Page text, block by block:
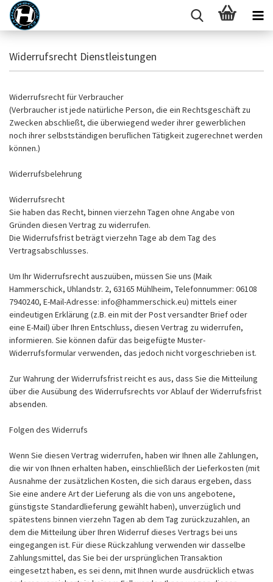
Widerrufsrecht Dienstleistungen
Widerrufsrecht für Verbraucher
(Verbraucher ist jede natürliche Person, die ein Rechtsgeschäft zu
Zwecken abschließt, die überwiegend weder ihrer gewerblichen
noch ihrer selbstständigen beruflichen Tätigkeit zugerechnet werden
können.)
Widerrufsbelehrung
Widerrufsrecht
Sie haben das Recht, binnen vierzehn Tagen ohne Angabe von
Gründen diesen Vertrag zu widerrufen.
Die Widerrufsfrist beträgt vierzehn Tage ab dem Tag des
Vertragsabschlusses.
Um Ihr Widerrufsrecht auszuüben, müssen Sie uns (Maik
Hammerschick, Uhlandstr. 2, 63165 Mühlheim, Telefonnummer: 06108
7940240, E-Mail-Adresse: info@hammerschick.eu) mittels einer
eindeutigen Erklärung (z.B. ein mit der Post versandter Brief oder
eine E-Mail) über Ihren Entschluss, diesen Vertrag zu widerrufen,
informieren. Sie können dafür das beigefügte Muster-
Widerrufsformular verwenden, das jedoch nicht vorgeschrieben ist.
Zur Wahrung der Widerrufsfrist reicht es aus, dass Sie die Mitteilung
über die Ausübung des Widerrufsrechts vor Ablauf der Widerrufsfrist
absenden.
Folgen des Widerrufs
Wenn Sie diesen Vertrag widerrufen, haben wir Ihnen alle Zahlungen,
die wir von Ihnen erhalten haben, einschließlich der Lieferkosten (mit
Ausnahme der zusätzlichen Kosten, die sich daraus ergeben, dass
Sie eine andere Art der Lieferung als die von uns angebotene,
günstigste Standardlieferung gewählt haben), unverzüglich und
spätestens binnen vierzehn Tagen ab dem Tag zurückzuzahlen, an
dem die Mitteilung über Ihren Widerruf dieses Vertrags bei uns
eingegangen ist. Für diese Rückzahlung verwenden wir dasselbe
Zahlungsmittel, das Sie bei der ursprünglichen Transaktion
eingesetzt haben, es sei denn, mit Ihnen wurde ausdrücklich etwas